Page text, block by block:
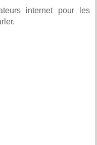
internet pour les